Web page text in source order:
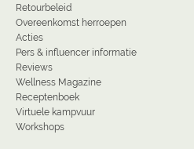
Retourbeleid
Overeenkomst herroepen
Acties
Pers & influencer informatie
Reviews
Wellness Magazine
Receptenboek
Virtuele kampvuur
Workshops